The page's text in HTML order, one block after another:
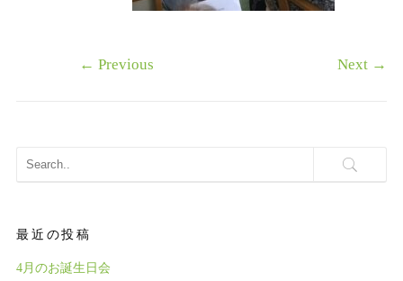
← Previous Next →
最近の投稿
4月のお誕生日会